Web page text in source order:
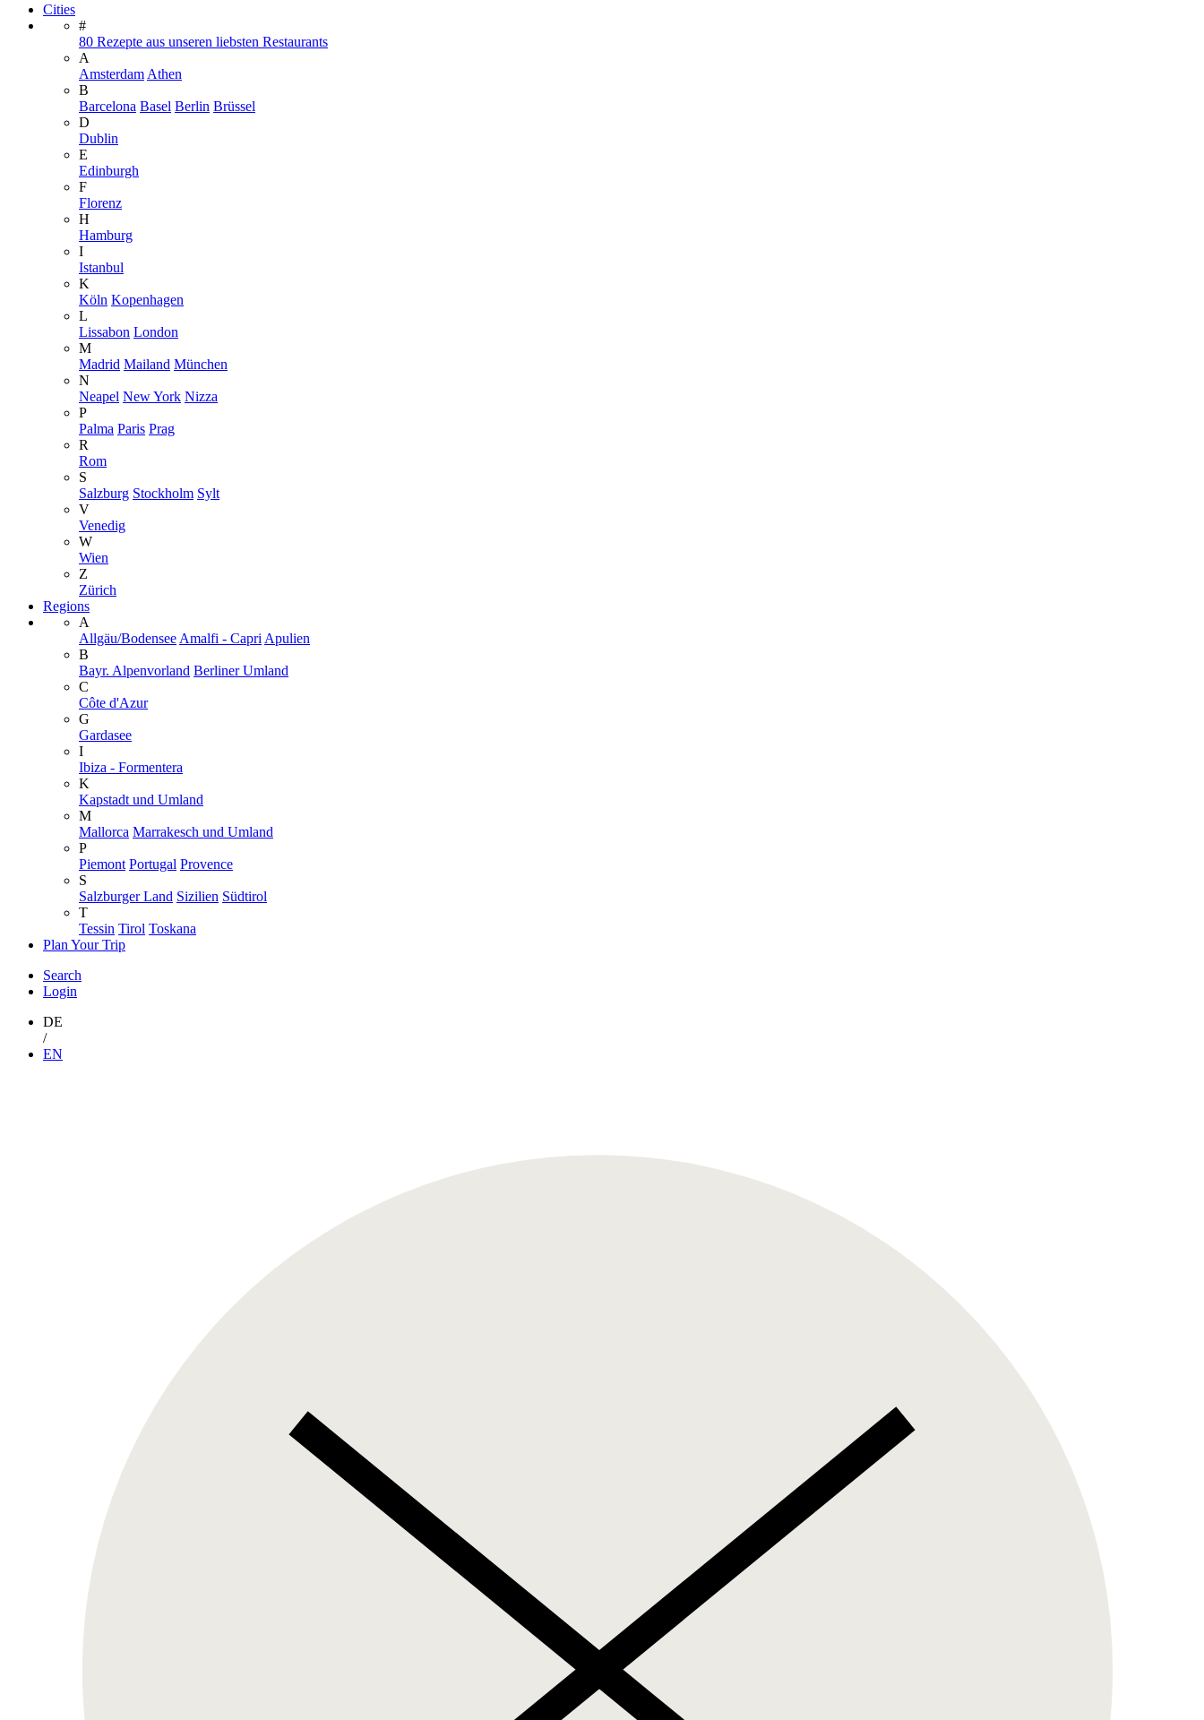
Cities
#
80 Rezepte aus unseren liebsten Restaurants
A
Amsterdam Athen
B
Barcelona Basel Berlin Brüssel
D
Dublin
E
Edinburgh
F
Florenz
H
Hamburg
I
Istanbul
K
Köln Kopenhagen
L
Lissabon London
M
Madrid Mailand München
N
Neapel New York Nizza
P
Palma Paris Prag
R
Rom
S
Salzburg Stockholm Sylt
V
Venedig
W
Wien
Z
Zürich
Regions
A
Allgäu/Bodensee Amalfi - Capri Apulien
B
Bayr. Alpenvorland Berliner Umland
C
Côte d'Azur
G
Gardasee
I
Ibiza - Formentera
K
Kapstadt und Umland
M
Mallorca Marrakesch und Umland
P
Piemont Portugal Provence
S
Salzburger Land Sizilien Südtirol
T
Tessin Tirol Toskana
Plan Your Trip
Search
Login
DE
/
EN